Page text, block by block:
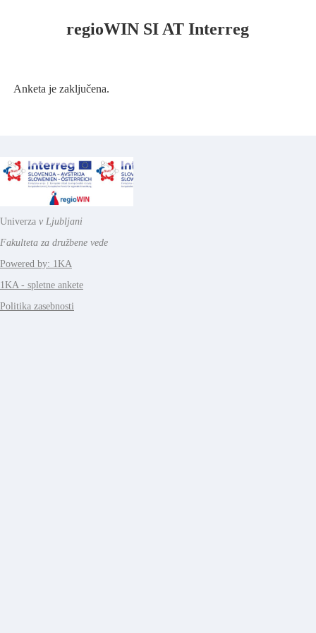
regioWIN SI AT Interreg
Anketa je zaključena.
Univerza v Ljubljani
Fakulteta za družbene vede
Powered by: 1KA
1KA - spletne ankete
Politika zasebnosti